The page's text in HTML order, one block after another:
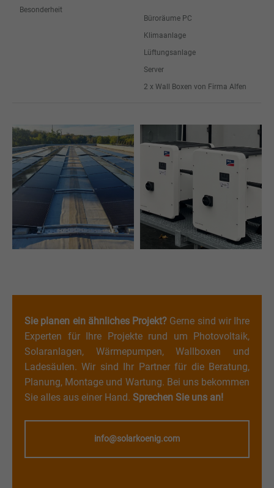
Besonderheit
Büroräume PC
Klimaanlage
Lüftungsanlage
Server
2 x Wall Boxen von Firma Alfen
Sie planen ein ähnliches Projekt? Gerne sind wir Ihre
Experten für Ihre Projekte rund um Photovoltaik,
Solaranlagen, Wärmepumpen, Wallboxen und
Ladesäulen. Wir sind Ihr Partner für die Beratung,
Planung, Montage und Wartung. Bei uns bekommen
Sie alles aus einer Hand. Sprechen Sie uns an!
info@solarkoenig.com